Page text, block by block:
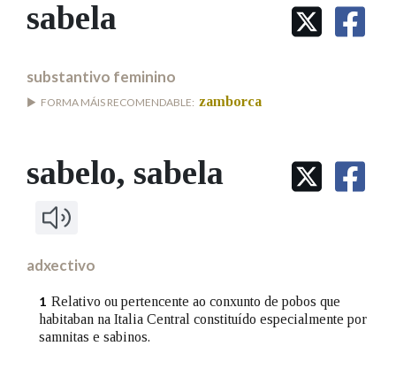
IDENTIDADE CORPORATIVA
MARCIAL DEL ADALID
FIGURAS HOMENAXEADAS
PRIMAVERA DAS LETRAS
Facebook
TwitterYoutubeInstagram
BUSCAR NOS LEMAS
BUSCAR NO CONTIDO
Nas definicións
sabela
substantivo feminino
FORMA MÁIS RECOMENDABLE: zamborca
sabelo, sabela
adxectivo
1 Relativo ou pertencente ao conxunto de pobos que
habitaban na Italia Central constituído especialmente por
samnitas e sabinos.